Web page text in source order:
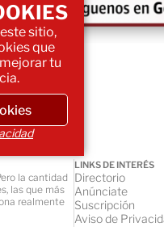
la cantidad
las que más
realmente
LINKS DE INTERÉS
Directorio
Anúnciate
Suscripción
Aviso de
sitio,
que
tu